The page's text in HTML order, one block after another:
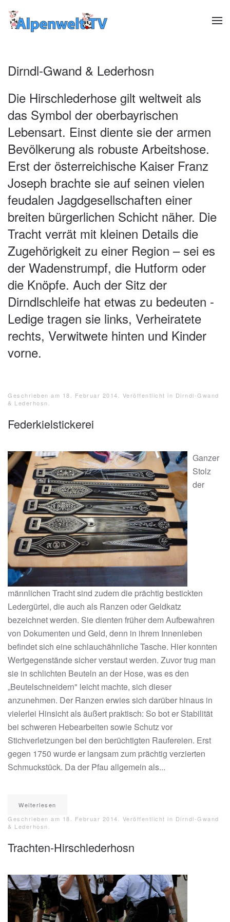
Zum Hauptinhalt springen
Dirndl-Gwand & Lederhosn
Die Hirschlederhose gilt weltweit als
das Symbol der oberbayrischen
Lebensart. Einst diente sie der armen
Bevölkerung als robuste Arbeitshose.
Erst der österreichische Kaiser Franz
Joseph brachte sie auf seinen vielen
feudalen Jagdgesellschaften einer
breiten bürgerlichen Schicht näher. Die
Tracht verrät mit kleinen Details die
Zugehörigkeit zu einer Region – sei es
der Wadenstrumpf, die Hutform oder
die Knöpfe. Auch der Sitz der
Dirndlschleife hat etwas zu bedeuten -
Ledige tragen sie links, Verheiratete
rechts, Verwitwete hinten und Kinder
vorne.
Geschrieben am 18. Februar 2014 . Veröffentlicht in Dirndl-Gwand
& Lederhosn
Federkielstickerei
Ganzer
Stolz
der
männlichen Tracht sind zudem die prächtig bestickten
Ledergürtel, die auch als Ranzen oder Geldkatz
bezeichnet werden. Sie dienten früher dem Aufbewahren
von Dokumenten und Geld, denn in ihrem Innenleben
befindet sich eine schlauchähnliche Tasche. Hier konnten
Wertgegenstände sicher verstaut werden. Zuvor trug man
sie in schlichten Beuteln an der Hose, was es den
„Beutelschneidern" leicht machte, sich dieser
anzunehmen. Der Ranzen erwies sich darüber hinaus in
vielerlei Hinsicht als äußert praktisch: So bot er Stabilität
bei schweren Hebearbeiten sowie Schutz vor
Stichverletzungen bei den berüchtigten Raufereien. Erst
gegen 1750 wurde er langsam zum prächtig verzierten
Schmuckstück. Da der Pfau allgemein als...
Weiterlesen
Geschrieben am 18. Februar 2014 . Veröffentlicht in Dirndl-Gwand
& Lederhosn
Trachten-Hirschlederhosn